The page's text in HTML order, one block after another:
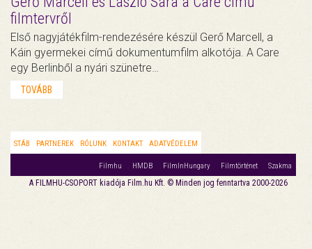
filmtervről
Első nagyjátékfilm-rendezésére készül Gerő Marcell, a
Káin gyermekei című dokumentumfilm alkotója. A Care
egy Berlinből a nyári szünetre…
TOVÁBB
STÁB PARTNEREK RÓLUNK KONTAKT ADATVÉDELEM
Filmhu HMDB FilmInHungary Filmtörténet Szakma
A FILMHU-CSOPORT kiadója Film.hu Kft. © Minden jog fenntartva 2000-2026